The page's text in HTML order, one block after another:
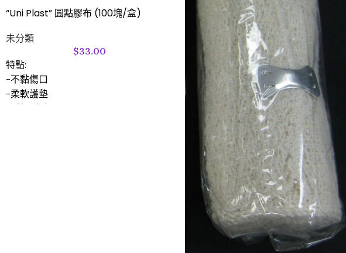
“Uni Plast” 圓點膠布 (100塊/盒)
未分類
$33.00
特點:
-不黏傷口
-柔軟護墊